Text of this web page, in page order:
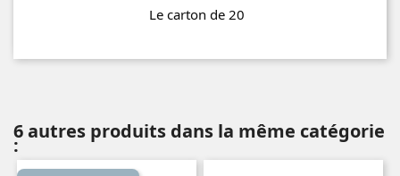
Le carton de 20
6 autres produits dans la même catégorie
: